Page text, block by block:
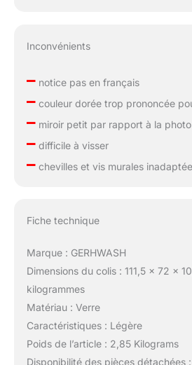
Inconvénients
–notice pas en français
–couleur dorée trop prononcée
–miroir petit par rapport à la photo
–difficile à visser
–chevilles et vis murales
Fiche technique
Marque : GERHWASH
Dimensions du colis : 111,5 x 72 x
kilogrammes
Matériau : Verre
Caractéristiques : Légère
Poids de l’article : 2,85 Kilograms
Disponibilité des pièces détachées